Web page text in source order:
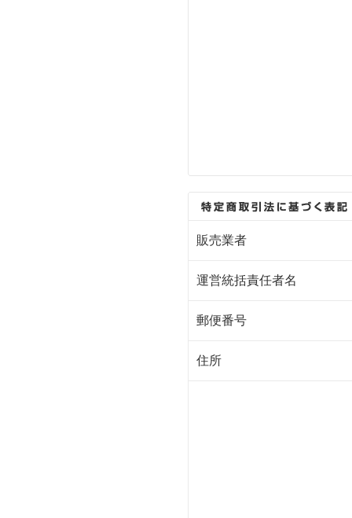
販売業者
運営統括責任者名
郵便番号
住所